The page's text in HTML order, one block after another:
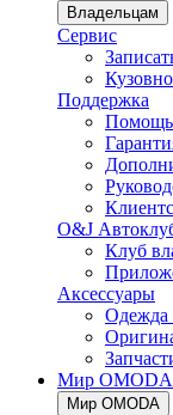
Владельцам
Сервис
Поддержка
Помощь
O&J
Клуб
Аксессуары
Одежда
Мир OMODA
Мир OMODA